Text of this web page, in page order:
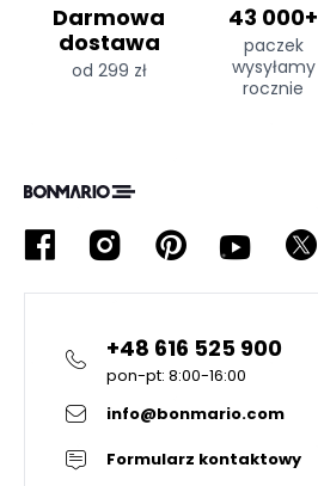
Darmowa
dostawa
od 299 zł
43 000+
paczek
wysyłamy
rocznie
+48 616 525 900
pon-pt: 8:00-16:00
info@bonmario.com
Formularz kontaktowy